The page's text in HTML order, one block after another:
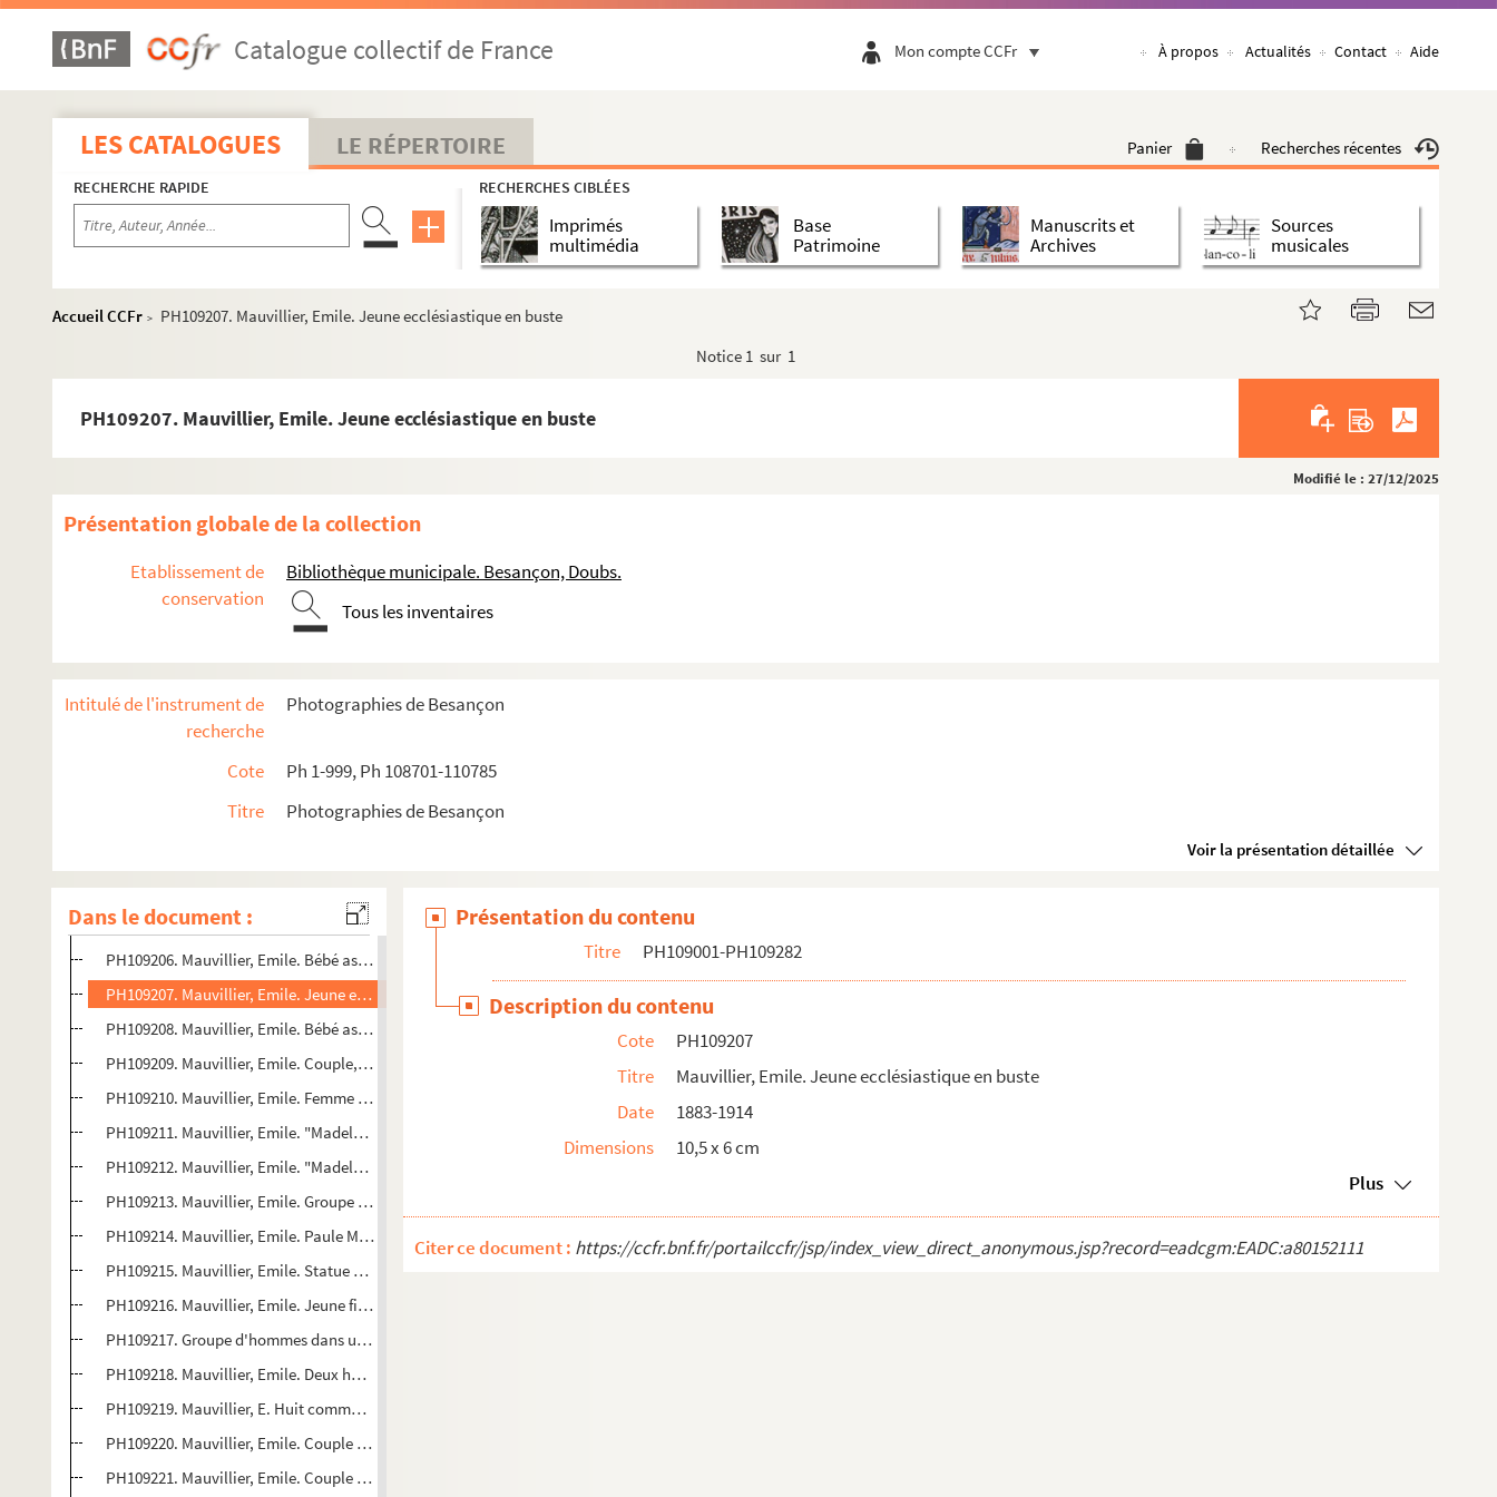
Catalogue collectif de France Mon compte CCFr À propos Actualités Contact Aide
LES CATALOGUES LE RÉPERTOIRE Panier Recherches récentes
RECHERCHE RAPIDE RECHERCHES CIBLÉES
Imprimés
multimédia
Base
Patrimoine
Manuscrits et
Archives
Sources
musicales
Accueil CCFr >
PH109207. Mauvillier, Emile. Jeune ecclésiastique en buste
Notice 1 sur 1
PH109207. Mauvillier, Emile. Jeune ecclésiastique en buste
Modifié le : 27/12/2025
Présentation globale de la collection
Etablissement de
conservation
Bibliothèque municipale. Besançon, Doubs.
Tous les inventaires
Intitulé de l'instrument de
recherche
Photographies de Besançon
Cote
Ph 1-999, Ph 108701-110785
Titre
Photographies de Besançon
Voir la présentation détaillée
Dans le document :
PH109178. Louis. Enfant debout sur une chaise
PH109179. Lumière, Antoine. Couple
PH109180. Lumière, Antoine. Deux enfants (garçons) assis
PH109181. Lumière, Antoine. Femme debout
PH109182. Lumière, Antoine. Femme debout
PH109183. Lumière, Antoine. Homme en buste, tourné vers la gauche
PH109184. Lumière, Antoine. Femme en buste, assise
PH109186. Mauvillier, Emile. Jeune femme, avec natte, en buste, dans un ovale
PH109190. Mauvillier, Emile. Jeune garçon, en communiant, appuyé sur une chaise
PH109193. Mauvillier, Emile. Femme, en buste, regardant vers la gauche
PH109195. Mauvillier, Emile. Couple avec enfant (femme assise, homme debout)
PH109196. Mauvillier, Emile. Ecclésiastique
PH109198. Mauvillier, Emile. Bébé sur une chaise, avec une fourrure
PH109199. Mauvillier, Emile. Jeune fille en robe blanche tenant un bouquet, appuyée sur une balustrade
PH109201. Mauvillier, Emile. Femme, en buste, regardant vers la gauche
PH109202. Mauvillier, Emile. Femme, en buste, regardant de face
PH109204. Mauvillier, Emile. Homme, en buste
PH109205. Mauvillier, Emile. Bébé (fillette) assis sur une chaise
PH109206. Mauvillier, Emile. Bébé assis sur une chaise
PH109207. Mauvillier, Emile. Jeune ecclésiastique en buste
PH109208. Mauvillier, Emile. Bébé assis sur un meuble, avec une fourrure
PH109209. Mauvillier, Emile. Couple, en buste
PH109210. Mauvillier, Emile. Femme en buste
PH109211. Mauvillier, Emile. "Madeleine Carriez" (jeune fille debout, tenant une chaise)
PH109212. Mauvillier, Emile. "Madeleine Carriez", en buste
PH109213. Mauvillier, Emile. Groupe de trois femmes : femme âgée, jeune femme, fillette
PH109214. Mauvillier, Emile. Paule Mantion, en buste
PH109215. Mauvillier, Emile. Statue de Notre-Dame d'Aigremont
PH109216. Mauvillier, Emile. Jeune fille avec natte, en buste, dans un ovale
PH109217. Groupe d'hommes dans un parc, huit assis sur deux bancs, cinq debout dont l'un avec bicyclette
PH109218. Mauvillier, Emile. Deux hommes et une femme en buste
PH109219. Mauvillier, E. Huit communiants ou huit filles et garçons d'honneur
PH109220. Mauvillier, Emile. Couple (femme tenant le dossier d'une chaise et militaire médaillé au col n° 216)
PH109221. Mauvillier, Emile. Couple avec un enfant : femme assise, homme debout, enfant avec un cheval de bois
Présentation du contenu
Titre PH109001-PH109282
Description du contenu
Cote
PH109207
Titre
Mauvillier, Emile. Jeune ecclésiastique en buste
Date
1883-1914
Dimensions
10,5 x 6 cm
Plus
Citer ce document : https://ccfr.bnf.fr/portailccfr/jsp/index_view_direct_anonymous.jsp?record=eadcgm:EADC:a80152111